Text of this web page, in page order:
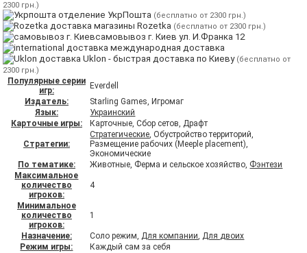
2300 грн.)
отделение УкрПошта (бесплатно от 2300 грн.)
магазины Rozetka (бесплатно от 2300 грн.)
самовывоз г. Киев ул. И.Франка 12
международная доставка
Uklon - быстрая доставка по Киеву (бесплатно от
2300 грн.)
Популярные серии
игр:
Everdell
Издатель:
Starling Games, Игромаг
Язык:
Украинский
Карточные игры:
Карточные, Сбор сетов, Драфт
Стратегии:
Стратегические, Обустройство территорий,
Размещение рабочих (Meeple placement),
Экономические
По тематике:
Животные, Ферма и сельское хозяйство, Фэнтези
Максимальное
количество
игроков:
4
Минимальное
количество
игроков:
1
Назначение: Соло режим,Для компании,Для двоих
Режим игры:
Каждый сам за себя